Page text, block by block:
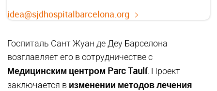
idea@sjdhospitalbarcelona.org
Госпиталь Сант Жуан де Деу Барселона
возглавляет его в сотрудничестве с
Медицинским центром Parc Taulí. Проект
заключается в изменении методов лечения